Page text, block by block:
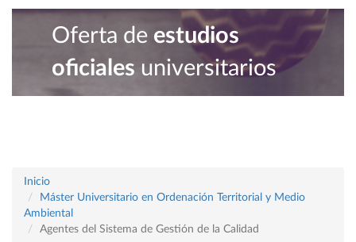
Oferta de estudios
oficiales universitarios
Inicio
Máster Universitario en Ordenación Territorial y Medio
Ambiental
Agentes del Sistema de Gestión de la Calidad